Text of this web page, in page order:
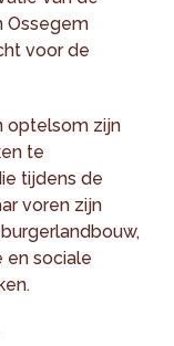
Ossegem
voor de
optelsom zijn
te
tijdens de
voren zijn
en sociale